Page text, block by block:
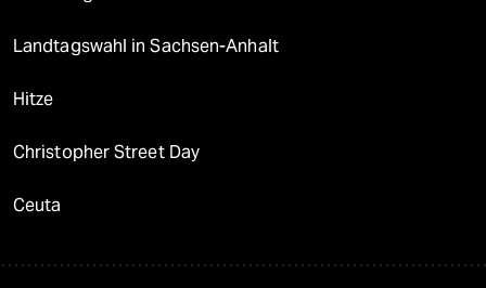
Landtagswahl in Sachsen-Anhalt
Hitze
Christopher Street Day
Ceuta